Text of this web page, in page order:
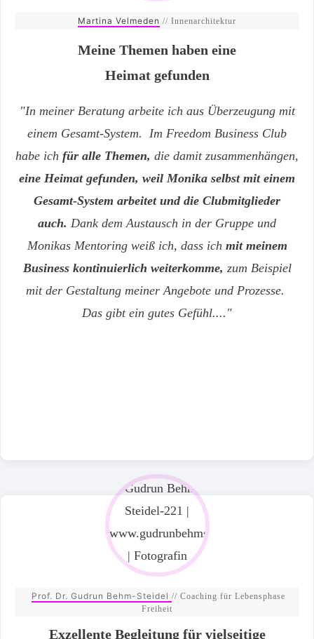
Martina Velmeden // Innenarchitektur
Meine Themen haben eine
Heimat gefunden
"In meiner Beratung arbeite ich aus Überzeugung mit
einem Gesamt-System. Im Freedom Business Club
habe ich für alle Themen, die damit zusammenhängen,
eine Heimat gefunden, weil Monika selbst mit einem
Gesamt-System arbeitet und die Clubmitglieder
auch. Dank dem Austausch in der Gruppe und
Monikas Mentoring weiß ich, dass ich mit meinem
Business kontinuierlich weiterkomme, zum Beispiel
mit der Gestaltung meiner Angebote und Prozesse.
Das gibt ein gutes Gefühl...."
Prof. Dr. Gudrun Behm-Steidel // Coaching für Lebensphase
Freiheit
Exzellente Begleitung für vielseitige